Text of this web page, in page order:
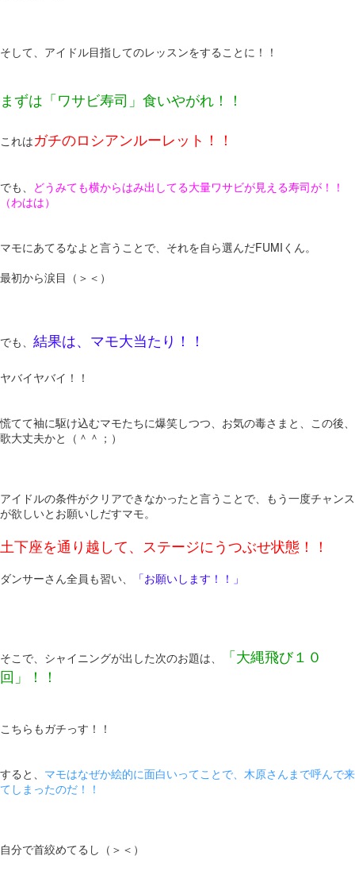
そして、アイドル目指してのレッスンをすることに！！
まずは「ワサビ寿司」食いやがれ！！
これはガチのロシアンルーレット！！
でも、 どうみても横からはみ出してる大量ワサビが見える寿司が！！
（わはは）
マモにあてるなよと言うことで、それを自ら選んだFUMIくん。
最初から涙目（＞＜）
でも、 結果は、マモ大当たり！！
ヤバイヤバイ！！
慌てて袖に駆け込むマモたちに爆笑しつつ、お気の毒さまと、この後、
歌大丈夫かと（＾＾；）
アイドルの条件がクリアできなかったと言うことで、もう一度チャンス
が欲しいとお願いしだすマモ。
土下座を通り越して、ステージにうつぶせ状態！！
ダンサーさん全員も習い、 「お願いします！！」
そこで、シャイニングが出した次のお題は、
「大縄飛び１０
回」！！
こちらもガチっす！！
すると、 マモはなぜか絵的に面白いってことで、木原さんまで呼んで来
てしまったのだ！！
自分で首絞めてるし（＞＜）